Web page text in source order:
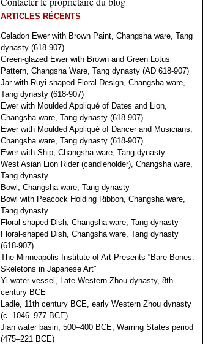
ARTICLES RÉCENTS
Celadon Ewer with Brown Paint, Changsha ware, Tang
dynasty (618-907)
Green-glazed Ewer with Brown and Green Lotus
Pattern, Changsha Ware, Tang dynasty (AD 618-907)
Jar with Ruyi-shaped Floral Design, Changsha ware,
Tang dynasty (618-907)
Ewer with Moulded Appliqué of Dates and Lion,
Changsha ware, Tang dynasty (618-907)
Ewer with Moulded Appliqué of Dancer and Musicians,
Changsha ware, Tang dynasty (618-907)
Ewer with Ship, Changsha ware, Tang dynasty
West Asian Lion Rider (candleholder), Changsha ware,
Tang dynasty
Bowl, Changsha ware, Tang dynasty
Bowl with Peacock Holding Ribbon, Changsha ware,
Tang dynasty
Floral-shaped Dish, Changsha ware, Tang dynasty
Floral-shaped Dish, Changsha ware, Tang dynasty
(618-907)
The Minneapolis Institute of Art Presents “Bare Bones:
Skeletons in Japanese Art”
Yi water vessel, Late Western Zhou dynasty, 8th
century BCE
Ladle, 11th century BCE, early Western Zhou dynasty
(c. 1046–977 BCE)
Jian water basin, 500–400 BCE, Warring States period
(475–221 BCE)